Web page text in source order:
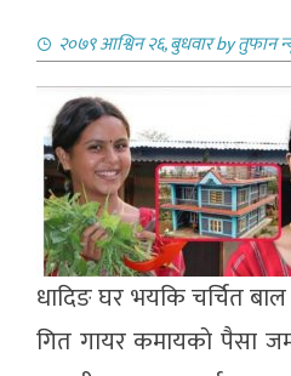
२०७९ आश्विन २६, बुधवारbyतुफान
धादिङ घर भयकि चर्चित
गित गायर कमायकाे पैसा